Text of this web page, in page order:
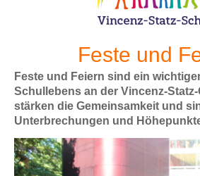
Feste und
Feste und Feiern sind ein
Schullebens an der Vincenz-
stärken die Gemeinsamkeit und
Unterbrechungen und